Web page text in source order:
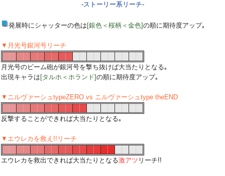
-ストーリー系リーチ-
発展時にシャッターの色は [銀色＜桜柄＜金色]の順に期待度アップ｡
▼月光号銀河号リーチ
月光号のビーム砲が銀河号を撃ち抜けば大当たりとなる｡
出現キャラは [タルホ＜ホランド]の順に期待度アップ｡
▼ニルヴァーシュtypeZERO vs ニルヴァーシュtype theEND
反撃することができれば大当たりとなる｡
▼エウレカを救え!!リーチ
エウレカを救出できれば大当たりとなる激アツ リーチ!!